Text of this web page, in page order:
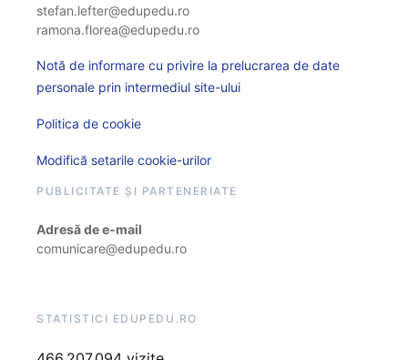
stefan.lefter@edupedu.ro
ramona.florea@edupedu.ro
Notă de informare cu privire la prelucrarea de date
personale prin intermediul site-ului
Politica de cookie
Modifică setarile cookie-urilor
PUBLICITATE ȘI PARTENERIATE
Adresă de e-mail
comunicare@edupedu.ro
STATISTICI EDUPEDU.RO